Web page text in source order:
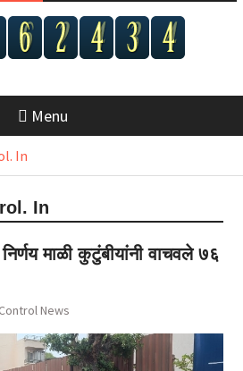
Menu
In
In
माळी कुटुंबीयांनी वाचवले ७६
News